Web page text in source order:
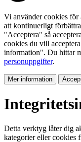
Vi använder cookies för
att kontinuerligt
"Acceptera" så
cookies du vill
information". Du hittar
personuppgifter.
Mer information
Detta verktyg låter dig
kategorier eller cookies